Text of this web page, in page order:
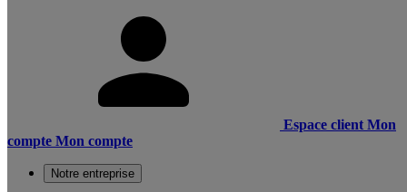
Espace client Mon
compte Mon compte
Notre entreprise